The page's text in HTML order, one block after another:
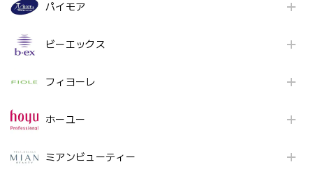
パイモア
ビーエックス
フィヨーレ
ホーユー
ミアンビューティー